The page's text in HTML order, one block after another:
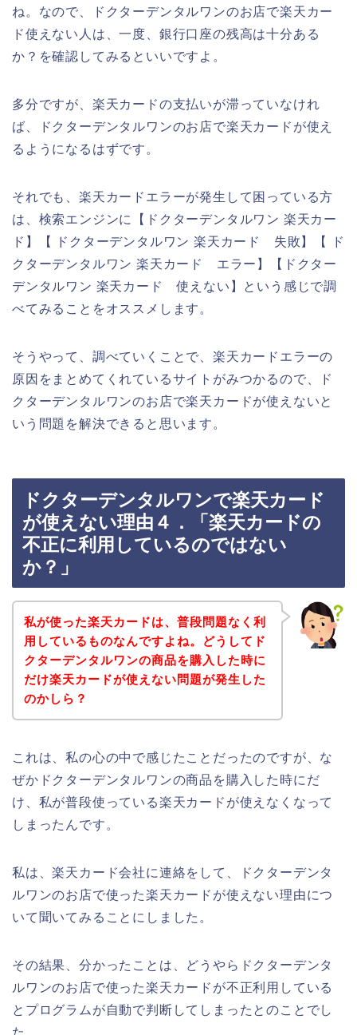
ね。なので、ドクターデンタルワンのお店で楽天カー
ド使えない人は、一度、銀行口座の残高は十分ある
か？を確認してみるといいですよ。
多分ですが、楽天カードの支払いが滞っていなけれ
ば、ドクターデンタルワンのお店で楽天カードが使え
るようになるはずです。
それでも、楽天カードエラーが発生して困っている方
は、検索エンジンに【ドクターデンタルワン 楽天カー
ド】【 ドクターデンタルワン 楽天カード 失敗】【 ド
クターデンタルワン 楽天カード エラー】【ドクター
デンタルワン 楽天カード 使えない】という感じで調
べてみることをオススメします。
そうやって、調べていくことで、楽天カードエラーの
原因をまとめてくれているサイトがみつかるので、ド
クターデンタルワンのお店で楽天カードが使えないと
いう問題を解決できると思います。
ドクターデンタルワンで楽天カード
が使えない理由４．「楽天カードの
不正に利用しているのではない
か？」
私が使った楽天カードは、普段問題なく利
用しているものなんですよね。どうしてド
クターデンタルワンの商品を購入した時に
だけ楽天カードが使えない問題が発生した
のかしら？
これは、私の心の中で感じたことだったのですが、な
ぜかドクターデンタルワンの商品を購入した時にだ
け、私が普段使っている楽天カードが使えなくなって
しまったんです。
私は、楽天カード会社に連絡をして、ドクターデンタ
ルワンのお店で使った楽天カードが使えない理由につ
いて聞いてみることにしました。
その結果、分かったことは、どうやらドクターデンタ
ルワンのお店で使った楽天カードが不正利用している
とプログラムが自動で判断してしまったとのことでし
た。